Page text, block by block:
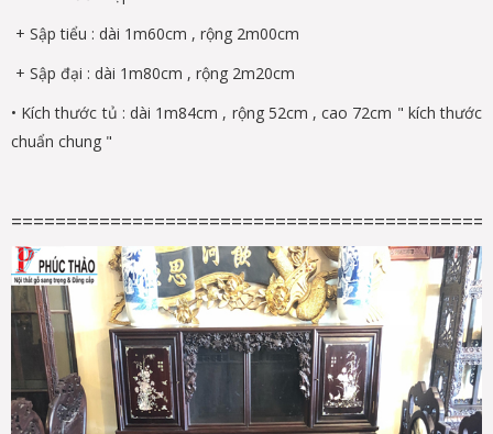
+ Sập tiểu : dài 1m60cm , rộng 2m00cm
+ Sập đại : dài 1m80cm , rộng 2m20cm
• Kích thước tủ : dài 1m84cm , rộng 52cm , cao 72cm " kích thước
chuẩn chung "